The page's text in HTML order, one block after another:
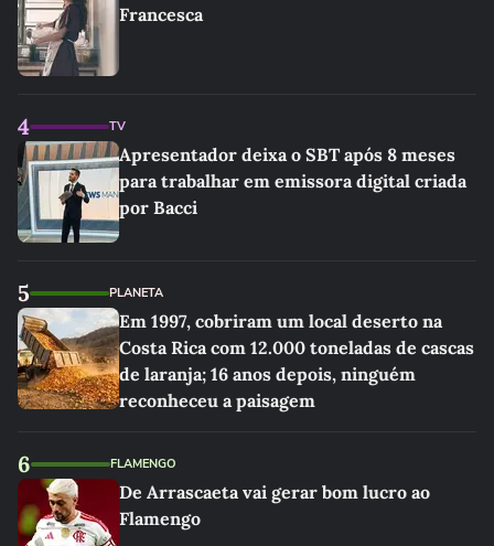
Francesca
4 TV
Apresentador deixa o SBT após 8 meses
para trabalhar em emissora digital criada
por Bacci
5 PLANETA
Em 1997, cobriram um local deserto na
Costa Rica com 12.000 toneladas de cascas
de laranja; 16 anos depois, ninguém
reconheceu a paisagem
6 FLAMENGO
De Arrascaeta vai gerar bom lucro ao
Flamengo